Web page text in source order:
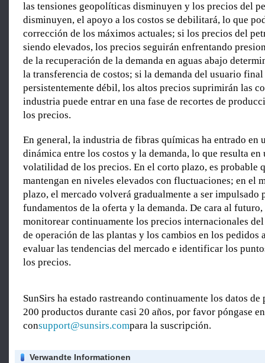
las tensiones geopolíticas disminuyen y los precios del
disminuyen, el apoyo a los costos se debilitará, lo que
corrección de los máximos actuales; si los precios del
siendo elevados, los precios seguirán enfrentando
de la recuperación de la demanda en aguas abajo
la transferencia de costos; si la demanda del usuario
persistentemente débil, los altos precios suprimirán las
industria puede entrar en una fase de recortes de
los precios.
En general, la industria de fibras químicas ha entrado en
dinámica entre los costos y la demanda, lo que resulta en
volatilidad de los precios. En el corto plazo, es probable
mantengan en niveles elevados con fluctuaciones; en el
plazo, el mercado volverá gradualmente a ser impulsado
fundamentos de la oferta y la demanda. De cara al futuro,
monitorear continuamente los precios internacionales
de operación de las plantas y los cambios en los pedidos
evaluar las tendencias del mercado e identificar los
los precios.
SunSirs ha estado rastreando continuamente los datos de
200 productos durante casi 20 años, por favor póngase
consupport@sunsirs.compara la suscripción.
Verwandte Informationen